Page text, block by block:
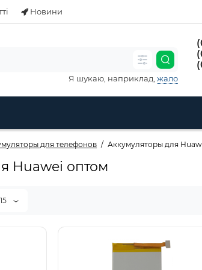
Новини
Я шукаю, наприклад, жало
для телефонов Аккумуляторы для
Huawei оптом
15